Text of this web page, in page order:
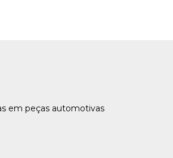
em peças automotivas